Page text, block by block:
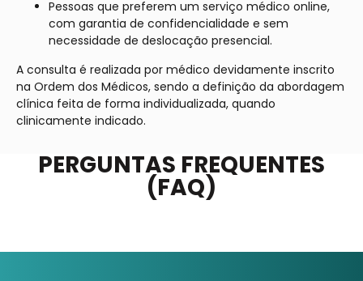
Pessoas que preferem um serviço médico online,
com garantia de confidencialidade e sem
necessidade de deslocação presencial.
A consulta é realizada por médico devidamente inscrito
na Ordem dos Médicos, sendo a definição da abordagem
clínica feita de forma individualizada, quando
clinicamente indicado.
PERGUNTAS FREQUENTES
(FAQ)